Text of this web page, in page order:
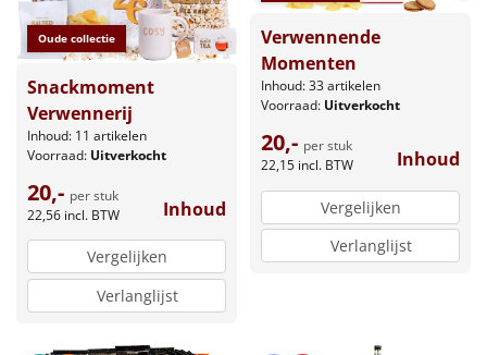
Oude collectie
Snackmoment
Verwennerij
Inhoud: 11 artikelen
Voorraad: Uitverkocht
20,- per stuk
22,56 incl. BTW Inhoud
Vergelijken
Verlanglijst
Verwennende
Momenten
Inhoud: 33 artikelen
Voorraad: Uitverkocht
20,- per stuk
22,15 incl. BTW Inhoud
Vergelijken
Verlanglijst